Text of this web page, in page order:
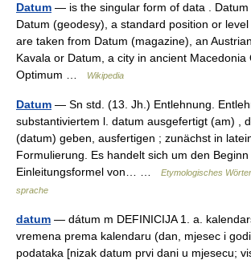
Datum — is the singular form of data . Datum
Datum (geodesy), a standard position or
are taken from Datum (magazine), an
Kavala or Datum, a city in ancient Macedonia
Optimum …
Wikipedia
Datum — Sn std. (13. Jh.) Entlehnung.
substantiviertem l. datum ausgefertigt (am) ,
(datum) geben, ausfertigen ; zunächst in
Formulierung. Es handelt sich um den
Einleitungsformel von… …
Etymologisches
sprache
datum — dátum m DEFINICIJA 1. a.
vremena prema kalendaru (dan, mjesec i
podataka [nizak datum prvi dani u mjesecu;